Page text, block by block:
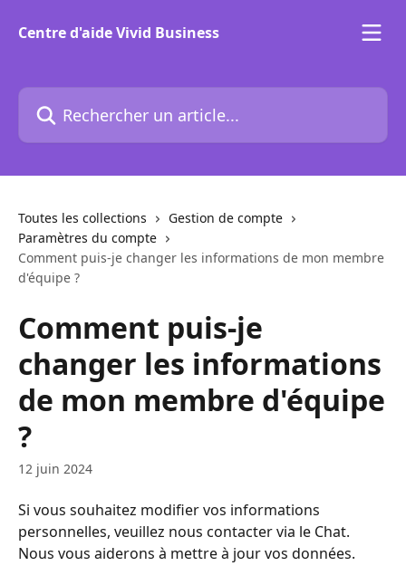
Centre d'aide Vivid Business
Rechercher un article...
Toutes les collections
Gestion de compte
Paramètres du compte
Comment puis-je changer les informations de mon membre
d'équipe ?
Comment puis-je
changer les informations
de mon membre d'équipe
?
12 juin 2024
Si vous souhaitez modifier vos informations
personnelles, veuillez nous contacter via le Chat.
Nous vous aiderons à mettre à jour vos données.